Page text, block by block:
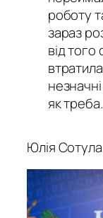
роботу
зараз
від того
як треба.
Юлія